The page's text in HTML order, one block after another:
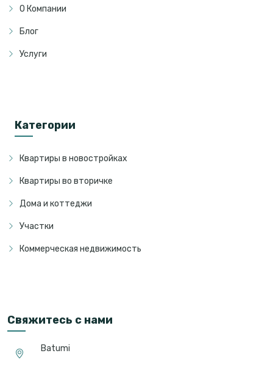
О Компании
Блог
Услуги
Категории
Квартиры в новостройках
Квартиры во вторичке
Дома и коттеджи
Участки
Коммерческая недвижимость
Свяжитесь с нами
Batumi